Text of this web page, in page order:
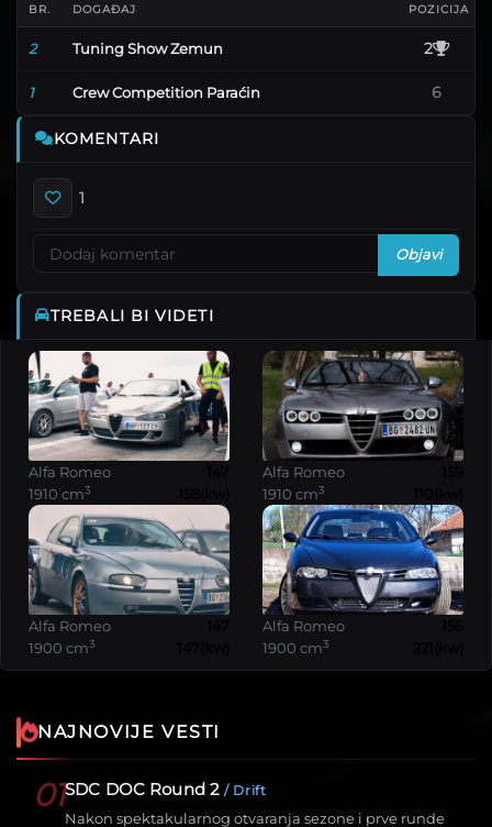
BR. DOGAĐAJ POZICIJA
2 Tuning Show Zemun 2
1 Crew Competition Paraćin 6
KOMENTARI
1
Objavi
TREBALI BI VIDETI
Alfa Romeo
1910 cm3
Alfa Romeo
1910 cm3
Alfa Romeo
1900 cm3
Alfa Romeo
1900 cm3
NAJNOVIJE VESTI
01SDC DOC Round 2/ Drift
Nakon spektakularnog otvaranja sezone i prve runde